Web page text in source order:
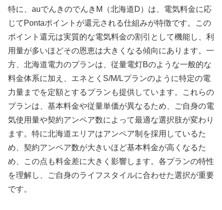
特に、auでんきのでんきM（北海道D）は、電気料金に応
じてPontaポイントが還元される仕組みが特徴です。この
ポイント還元は実質的な電気料金の割引として機能し、利
用量が多いほどその恩恵は大きくなる傾向にあります。一
方、北海道電力のプランは、従量電灯Bのような一般的な
料金体系に加え、エネとくS/M/Lプランのように特定の電
力量までを定額とするプランも提供しています。これらの
プランは、基本料金や従量単価が異なるため、ご自身の電
気使用量や契約アンペア数によって最適な選択肢が変わり
ます。特に北海道エリアはアンペア制を採用しているた
め、契約アンペア数が大きいほど基本料金が高くなるた
め、この点も料金差に大きく影響します。各プランの特性
を理解し、ご自身のライフスタイルに合わせた選択が重要
です。